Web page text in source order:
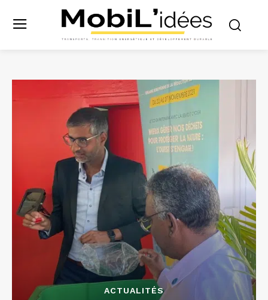
ACTUALITÉS